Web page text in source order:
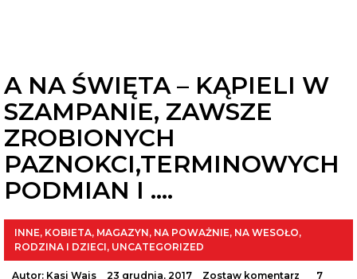
A NA ŚWIĘTA – KĄPIELI W
SZAMPANIE, ZAWSZE
ZROBIONYCH
PAZNOKCI,TERMINOWYCH
PODMIAN I ….
INNE, KOBIETA, MAGAZYN, NA POWAŻNIE, NA WESOŁO,
RODZINA I DZIECI, UNCATEGORIZED
Autor: Kasi Wajs 23 grudnia, 2017 Zostaw komentarz 7